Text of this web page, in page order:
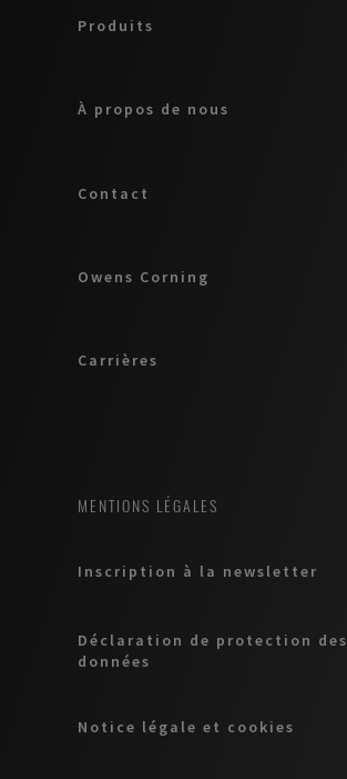
Produits
À propos de nous
Contact
Owens Corning
Carrières
MENTIONS LÉGALES
Inscription à la newsletter
Déclaration de protection des
données
Notice légale et cookies